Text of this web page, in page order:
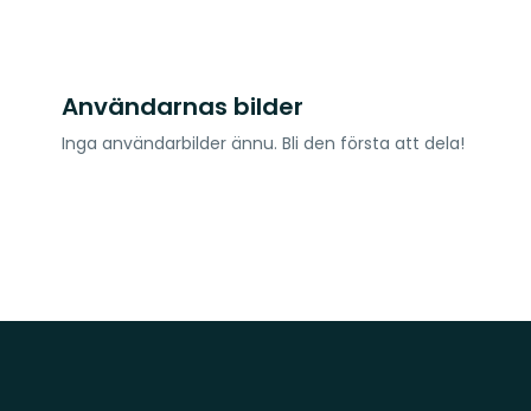
Användarnas bilder
Inga användarbilder ännu. Bli den första att dela!